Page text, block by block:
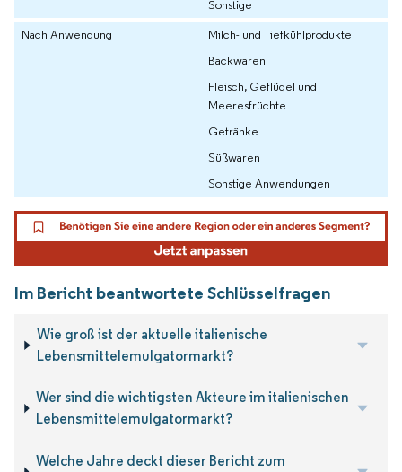
Sonstige
Nach Anwendung
Milch- und Tiefkühlprodukte
Backwaren
Fleisch, Geflügel und
Meeresfrüchte
Getränke
Süßwaren
Sonstige Anwendungen
Im Bericht beantwortete Schlüsselfragen
Wie groß ist der aktuelle italienische
Lebensmittelemulgatormarkt?
Wer sind die wichtigsten Akteure im italienischen
Lebensmittelemulgatormarkt?
Welche Jahre deckt dieser Bericht zum